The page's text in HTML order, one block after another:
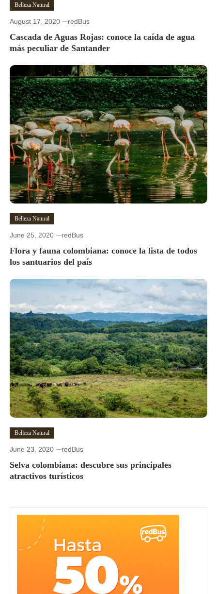
Belleza Natural
August 17, 2020 redBus
Cascada de Aguas Rojas: conoce la caída de agua
más peculiar de Santander
Belleza Natural
June 25, 2020 redBus
Flora y fauna colombiana: conoce la lista de todos
los santuarios del país
Belleza Natural
June 23, 2020 redBus
Selva colombiana: descubre sus principales
atractivos turísticos